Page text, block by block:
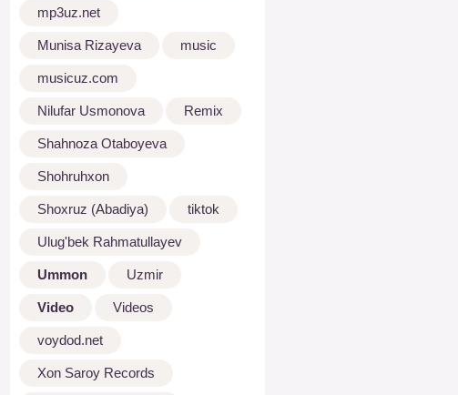
mp3uz.net
Munisa Rizayeva music
musicuz.com
Nilufar Usmonova Remix
Shahnoza Otaboyeva
Shohruhxon
Shoxruz (Abadiya) tiktok
Ulug'bek Rahmatullayev
Ummon Uzmir
Video Videos
voydod.net
Xon Saroy Records